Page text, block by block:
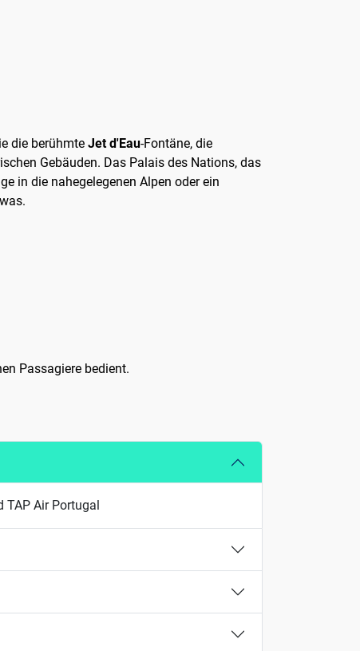
die berühmte Jet d'Eau-Fontäne, die
Gebäuden. Das Palais des Nations, das
in die nahegelegenen Alpen oder ein
Passagiere bedient.
TAP Air Portugal